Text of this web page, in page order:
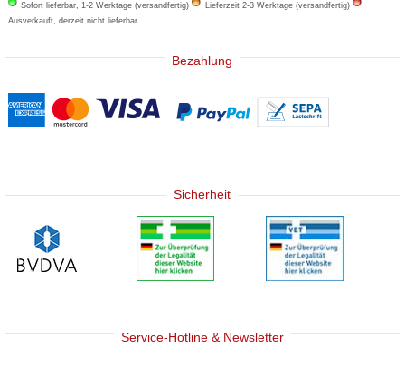
Sofort lieferbar, 1-2 Werktage (versandfertig)
Lieferzeit 2-3 Werktage (versandfertig)
Ausverkauft, derzeit nicht lieferbar
Bezahlung
Sicherheit
Service-Hotline & Newsletter